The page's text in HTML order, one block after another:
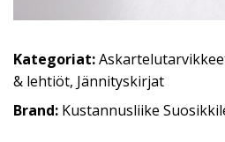
Kategoriat:
& lehtiöt, Jännityskirjat
Brand: Kustannusliike